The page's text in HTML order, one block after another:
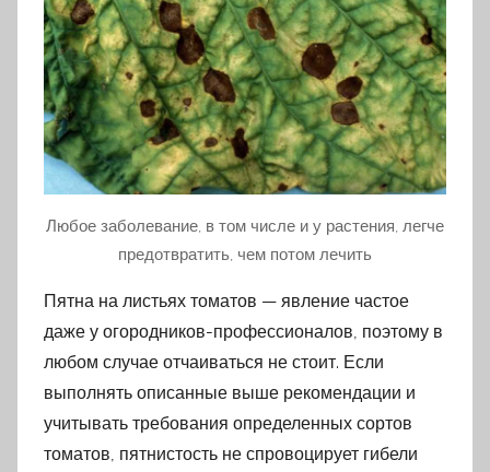
Любое заболевание, в том числе и у растения, легче
предотвратить, чем потом лечить
Пятна на листьях томатов — явление частое
даже у огородников-профессионалов, поэтому в
любом случае отчаиваться не стоит. Если
выполнять описанные выше рекомендации и
учитывать требования определенных сортов
томатов, пятнистость не спровоцирует гибели